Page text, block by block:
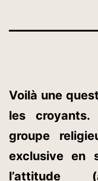
Voilà une
les
groupe
exclusive en
l’attitude